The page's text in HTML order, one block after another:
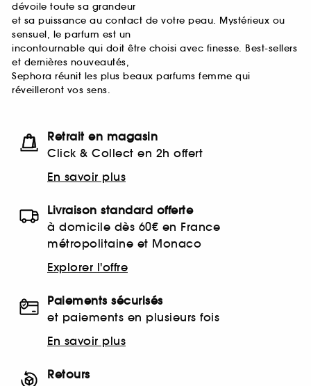
dévoile toute sa grandeur
et sa puissance au contact de votre peau. Mystérieux ou
sensuel, le parfum est un
incontournable qui doit être choisi avec finesse. Best-sellers
et dernières nouveautés,
Sephora réunit les plus beaux parfums femme qui
réveilleront vos sens.
Retrait en magasin
Click & Collect en 2h offert
En savoir plus
Livraison standard offerte
à domicile dès 60€ en France
métropolitaine et Monaco
Explorer l'offre
Paiements sécurisés
et paiements en plusieurs fois
En savoir plus
Retours